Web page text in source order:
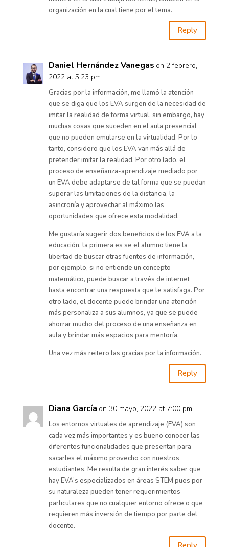
organización en la cual tiene por el tema.
Reply
Daniel Hernández Vanegas on 2 febrero,
2022 at 5:23 pm
Gracias por la información, me llamó la atención
que se diga que los EVA surgen de la necesidad de
imitar la realidad de forma virtual, sin embargo, hay
muchas cosas que suceden en el aula presencial
que no pueden emularse en la virtualidad. Por lo
tanto, considero que los EVA van más allá de
pretender imitar la realidad. Por otro lado, el
proceso de enseñanza-aprendizaje mediado por
un EVA debe adaptarse de tal forma que se puedan
superar las limitaciones de la distancia, la
asincronía y aprovechar al máximo las
oportunidades que ofrece esta modalidad.
Me gustaría sugerir dos beneficios de los EVA a la
educación, la primera es se el alumno tiene la
libertad de buscar otras fuentes de información,
por ejemplo, si no entiende un concepto
matemático, puede buscar a través de internet
hasta encontrar una respuesta que le satisfaga. Por
otro lado, el docente puede brindar una atención
más personaliza a sus alumnos, ya que se puede
ahorrar mucho del proceso de una enseñanza en
aula y brindar más espacios para mentoría.
Una vez más reitero las gracias por la información.
Reply
Diana García on 30 mayo, 2022 at 7:00 pm
Los entornos virtuales de aprendizaje (EVA) son
cada vez más importantes y es bueno conocer las
diferentes funcionalidades que presentan para
sacarles el máximo provecho con nuestros
estudiantes. Me resulta de gran interés saber que
hay EVA’s especializados en áreas STEM pues por
su naturaleza pueden tener requerimientos
particulares que no cualquier entorno ofrece o que
requieren más inversión de tiempo por parte del
docente.